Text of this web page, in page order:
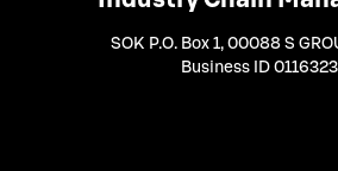
SOK P.O. Box 1, 00088 S
Business ID